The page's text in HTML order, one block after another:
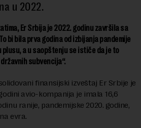
u 2022.
Er Srbija je 2022. godinu završila sa
bi bila prva godina od izbijanja pandemije
plusu, a u saopštenju se ističe da je to
subvencija“.
finansijski izveštaj Er Srbije je
avio-kompanija je imala 16,6
ranije, pandemijske 2020. godine,
evra.